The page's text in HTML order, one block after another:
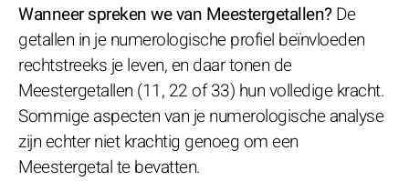
Wanneer spreken we van Meestergetallen?De
getallen in je numerologische profiel beïnvloeden
rechtstreeks je leven, en daar tonen de
Meestergetallen (11, 22 of 33) hun volledige kracht.
Sommige aspecten van je numerologische analyse
zijn echter niet krachtig genoeg om een
Meestergetal te bevatten.